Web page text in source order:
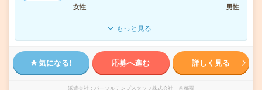
女性
男性
もっと見る
気になる! 応募へ進む 詳しく見る
派遣会社 パーソルテンプスタッフ株式会社 首都圏